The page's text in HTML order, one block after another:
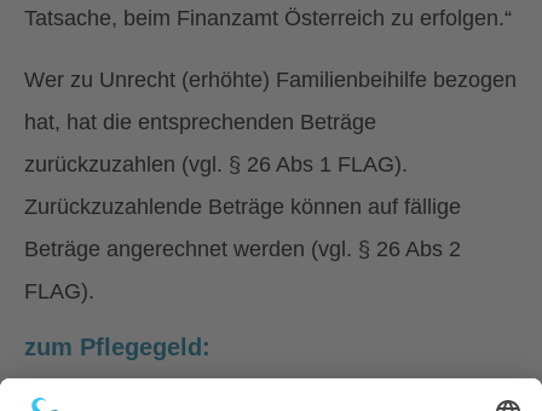
Tatsache, beim Finanzamt Österreich zu erfolgen.“
Wer zu Unrecht (erhöhte) Familienbeihilfe bezogen
hat, hat die entsprechenden Beträge
zurückzuzahlen (vgl. § 26 Abs 1 FLAG).
Zurückzuzahlende Beträge können auf fällige
Beträge angerechnet werden (vgl. § 26 Abs 2
FLAG).
zum Pflegegeld:
Das Pflegegeld wird durch die Aufnahme einer